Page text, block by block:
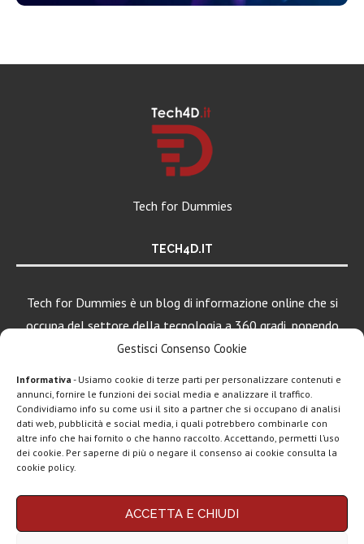
Gestisci Consenso Cookie
Informativa - Usiamo cookie di terze parti per personalizzare contenuti e
annunci, fornire le funzioni dei social media e analizzare il traffico.
Condividiamo info su come usi il sito a partner che si occupano di analisi
dati web, pubblicità e social media, i quali potrebbero combinarle con
altre info che hai fornito o che hanno raccolto. Accettando, permetti l’uso
dei cookie. Per saperne di più o negare il consenso ai cookie consulta la
cookie policy.
ACCETTA E CHIUDI
Tech for Dummies
TECH4D.IT
Tech for Dummies è un blog di informazione online che si
occupa del settore della tecnologia a 360 gradi, ponendo
una particolare attenzione al mondo Android, Apple e
Chi siamo Contatti Disclaimer Privacy policy
LEGGI ANCHE
Motorola rinnova